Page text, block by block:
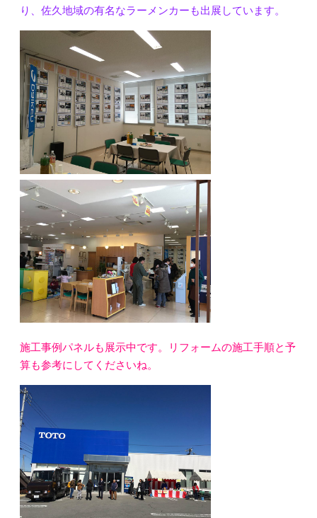
り、佐久地域の有名なラーメンカーも出展しています。
施工事例パネルも展示中です。リフォームの施工手順と予
算も参考にしてくださいね。